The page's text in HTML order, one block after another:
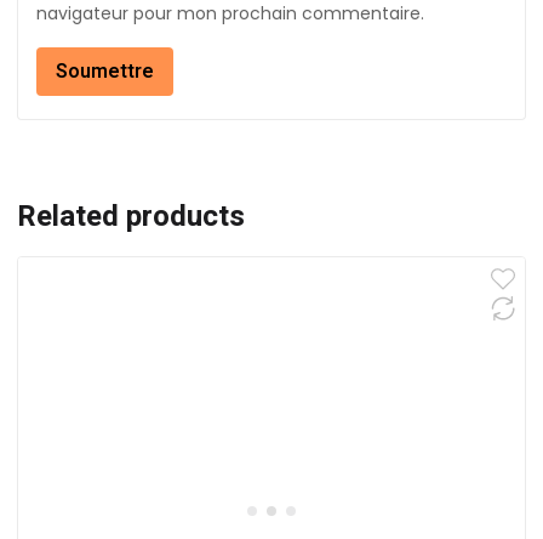
navigateur pour mon prochain commentaire.
Related products